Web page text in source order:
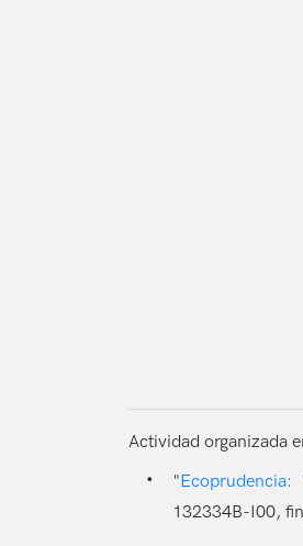
Actividad organizada
"
132334B-I00,